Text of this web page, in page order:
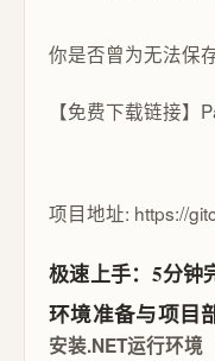
你是否曾为无法保
【免费下载链接】
项目地址: https://
极速上手：5分钟
环境准备与项目
安装.NET运行环境